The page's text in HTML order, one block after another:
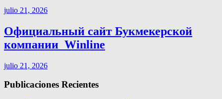
julio 21, 2026
Официальный сайт Букмекерской
компании ️ Winline
julio 21, 2026
Publicaciones Recientes